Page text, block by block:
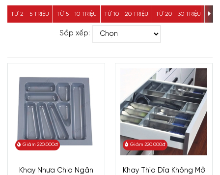
TỪ 2 - 5 TRIỆU TỪ 5 - 10 TRIỆU TỪ 10 - 20 TRIỆU TỪ 20 - 30 TRIỆU TỪ
Sắp xếp:
Giảm 220.000đ
Khay Nhựa Chia Ngăn
Giảm 220.000đ
Khay Thìa Dĩa Không Mở